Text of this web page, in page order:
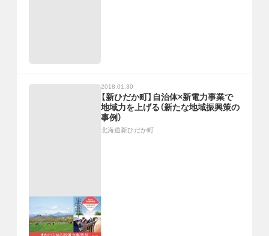
2018.01.30
【新ひだか町】自治体×新電力事業で
地域力を上げる（新たな地域振興策の
事例）
北海道新ひだか町